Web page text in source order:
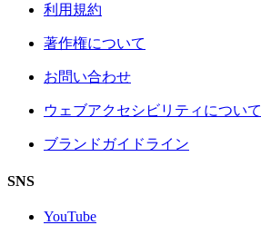
利用規約
著作権について
お問い合わせ
ウェブアクセシビリティについて
ブランドガイドライン
SNS
YouTube